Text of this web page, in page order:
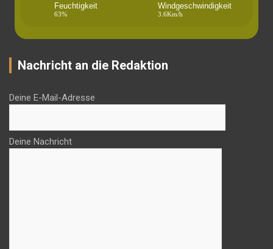
Feuchtigkeit
63%
Windgeschwindigkeit
3.6Km/h
Nachricht an die Redaktion
Deine E-Mail-Adresse
Deine Nachricht